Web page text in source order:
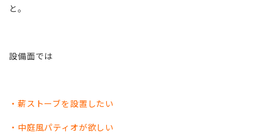
と。
設備面では
・薪ストーブを設置したい
・中庭風パティオが欲しい